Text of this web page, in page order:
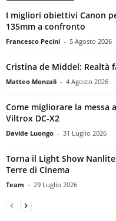
I migliori obiettivi Canon
135mm a confronto
Francesco Pecini - 5 Agosto 2026
Cristina de Middel: Realtà
Matteo Monzali - 4 Agosto 2026
Come migliorare la
Viltrox DC-X2
Davide Luongo - 31 Luglio 2026
Torna il Light Show
Terre di Cinema
Team - 29 Luglio 2026